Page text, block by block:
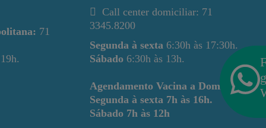
71
Call center domiciliar: 71
3345.8200
Segunda à sexta 6:30h às 17:30h.
Sábado 6:30h às 13h.
Agendamento Vacina a Domicílio
Segunda à sexta 7h às 16h.
Sábado 7h às 12h